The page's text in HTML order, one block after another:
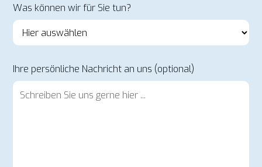
Was können wir für Sie tun?
Ihre persönliche Nachricht an uns (optional)